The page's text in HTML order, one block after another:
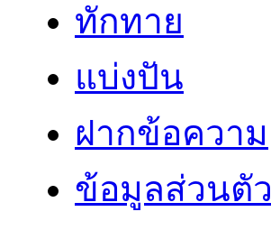
ทักทาย
แบ่งปัน
ฝากข้อความ
ข้อมูลส่วนตัว